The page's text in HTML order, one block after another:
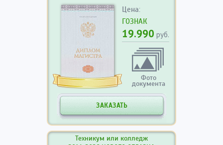
Цена:
ГОЗНАК
19.990 руб.
Фото
документа
ЗАКАЗАТЬ
Техникум или колледж